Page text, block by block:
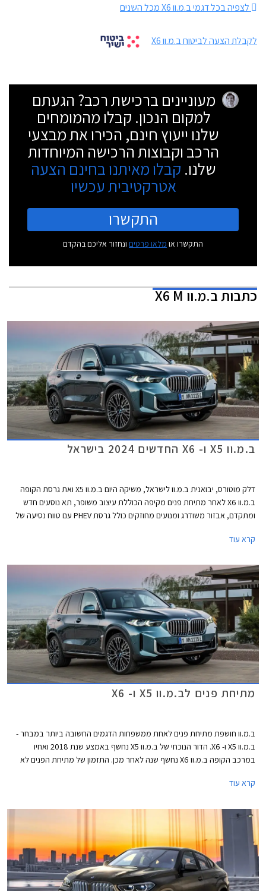
לצפיה בכל דגמי ב.מ.וו X6 מכל השנים
לקבלת הצעה לביטוח ב.מ.וו X6
מעוניינים ברכישת רכב? הגעתם
למקום הנכון. קבלו מהמומחים
שלנו ייעוץ חינם, הכירו את מבצעי
הרכב וקבוצות הרכישה המיוחדות
שלנו. קבלו מאיתנו בחינם הצעה
אטרקטיבית עכשיו
התקשרו
התקשרו או מלאו פרטים ונחזור אליכם בהקדם
כתבותב.מ.וו X6 M
ב.מ.וו X5 ו- X6 החדשים 2024 בישראל
דלק מוטורס, יבואנית ב.מ.וו לישראל, משיקה היום ב.מ.וו X5 ואת גרסת הקופה
ב.מ.וו X6 לאחר מתיחת פנים מקיפה הכוללת עיצוב משופר, תא נוסעים חדש
ומתקדם, אבזור משודרג ומנועים מחוזקים כולל גרסת PHEV עם טווח נסיעה של
קופה, אאודי Q7 ו- Q8, וג'נסיס GV80 אשר קיבל לאחרונה גרסת קופה.
קרא עוד
מתיחת פנים לב.מ.וו X5 ו- X6
ב.מ.וו חושפת מתיחת פנים לאחת ממשפחות הדגמים החשובה ביותר במבחר -
ב.מ.וו X5 ו- X6. הדור הנוכחי של ב.מ.וו X5 נחשף באמצע שנת 2018 ואחיו
במרכב הקופה ב.מ.וו X6 נחשף שנה לאחר מכן. התזמון של מתיחת הפנים לא
המיוצרת במפעל דדונג הסיני אותו מפעילה ב.מ.וו בשיתוף פעולה עם קונצרן
בריליאנס הסיני.
קרא עוד